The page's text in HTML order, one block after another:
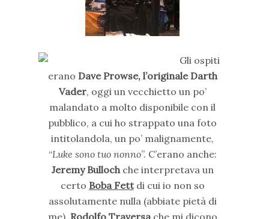
Gli ospiti
erano Dave Prowse, l’originale Darth
Vader, oggi un vecchietto un po’
malandato a molto disponibile con il
pubblico, a cui ho strappato una foto
intitolandola, un po’ malignamente,
“Luke sono tuo nonno”. C’erano anche:
Jeremy Bullochche interpretava un
certo Boba Fettdi cui io non so
assolutamente nulla (abbiate pietà di
me), Rodolfo Traversache mi dicono